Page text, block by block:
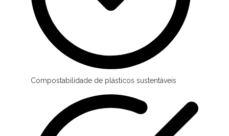
Compostabilidade de plásticos sustentáveis